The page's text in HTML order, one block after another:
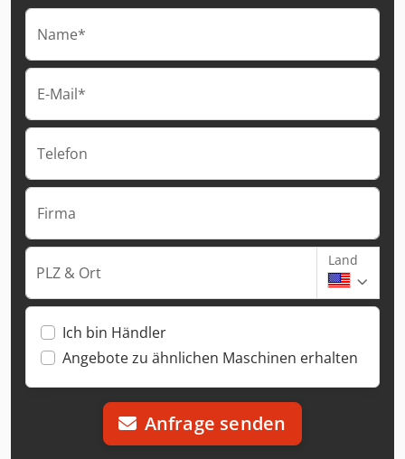
Name*
E-Mail*
Telefon
Firma
PLZ & Ort
Land
Ich bin Händler
Angebote zu ähnlichen Maschinen erhalten
Anfrage senden